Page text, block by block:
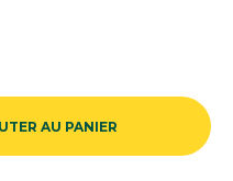
AU PANIER